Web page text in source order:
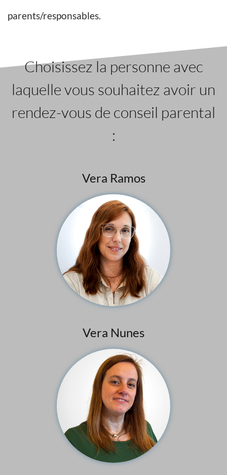
parents/responsables.
Choisissez la personne avec
laquelle vous souhaitez avoir un
rendez-vous de conseil parental
:
Vera Ramos
Vera Nunes